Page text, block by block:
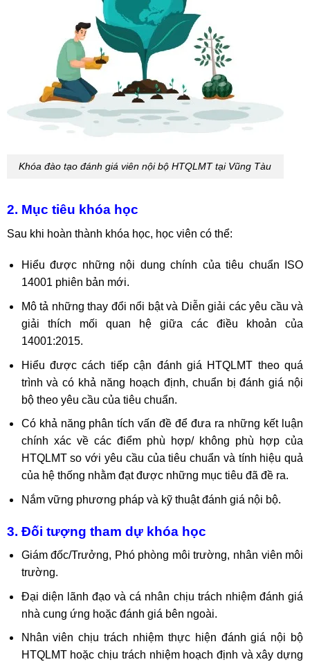
Khóa đào tạo đánh giá viên nội bộ HTQLMT tại Vũng Tàu
2. Mục tiêu khóa học
Sau khi hoàn thành khóa học, học viên có thể:
Hiểu được những nội dung chính của tiêu chuẩn ISO
14001 phiên bản mới.
Mô tả những thay đổi nổi bật và Diễn giải các yêu cầu và
giải thích mối quan hệ giữa các điều khoản của
14001:2015.
Hiểu được cách tiếp cận đánh giá HTQLMT theo quá
trình và có khả năng hoạch định, chuẩn bị đánh giá nội
bộ theo yêu cầu của tiêu chuẩn.
Có khả năng phân tích vấn đề để đưa ra những kết luận
chính xác về các điểm phù hợp/ không phù hợp của
HTQLMT so với yêu cầu của tiêu chuẩn và tính hiệu quả
của hệ thống nhằm đạt được những mục tiêu đã đề ra.
Nắm vững phương pháp và kỹ thuật đánh giá nội bộ.
3. Đối tượng tham dự khóa học
Giám đốc/Trưởng, Phó phòng môi trường, nhân viên môi
trường.
Đại diện lãnh đạo và cá nhân chịu trách nhiệm đánh giá
nhà cung ứng hoặc đánh giá bên ngoài.
Nhân viên chịu trách nhiệm thực hiện đánh giá nội bộ
HTQLMT hoặc chịu trách nhiệm hoạch định và xây dựng